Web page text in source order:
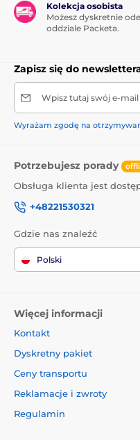
Kolekcja osobista
Możesz dyskretnie
oddziale Packeta.
Zapisz się do
Wpisz tutaj swój e-mail
Wyrażam zgodę na
Potrzebujesz porady
Obsługa klienta jest
+48221530321
Gdzie nas znaleźć
Polski
Więcej informacji
Kontakt
Dyskretny pakiet
Ceny transportu
Reklamacje i zwroty
Regulamin